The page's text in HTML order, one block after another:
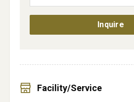
Inquire
Facility/Service